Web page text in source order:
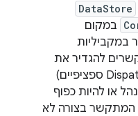
DataStore
במקום
במקביליות
להגדיר את
התנהגות ההרצה (כמו Dispatchers ספציפיים)
או להיות כפוף
המתקשר בצורה לא